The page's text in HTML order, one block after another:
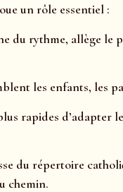
un rôle essentiel :
rythme, allège le
les enfants, les
rapides d’adapter
du répertoire
chemin.